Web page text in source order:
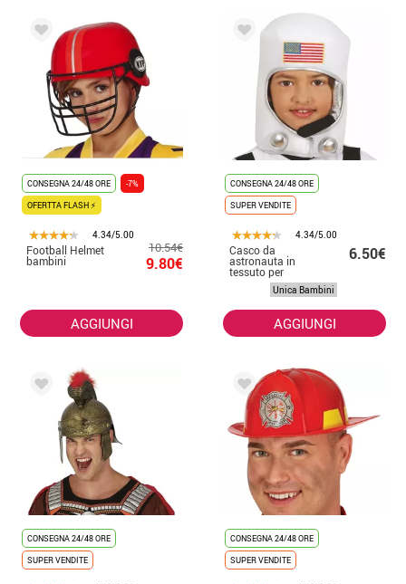
CONSEGNA 24/48 ORE
-7%
OFERTTA FLASH ⚡
4.34/5.00
Football Helmet
bambini
10.54€
9.80€
AGGIUNGI
CONSEGNA 24/48 ORE
SUPER VENDITE
4.34/5.00
Casco da
astronauta in
tessuto per
bambini
6.50€
Unica Bambini
AGGIUNGI
CONSEGNA 24/48 ORE
SUPER VENDITE
CONSEGNA 24/48 ORE
SUPER VENDITE